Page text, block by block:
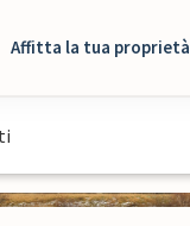
Affitta la tua proprietà